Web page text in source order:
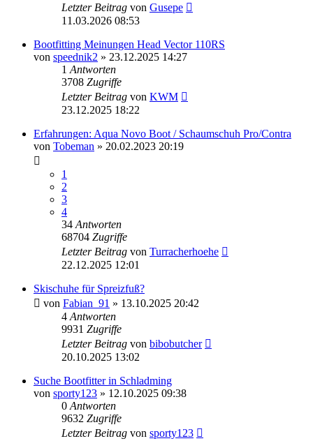
Letzter Beitrag von Gusepe
11.03.2026 08:53
Bootfitting Meinungen Head Vector 110RS
von speednik2 » 23.12.2025 14:27
1 Antworten
3708 Zugriffe
Letzter Beitrag von KWM
23.12.2025 18:22
Erfahrungen: Aqua Novo Boot / Schaumschuh Pro/Contra
von Tobeman » 20.02.2023 20:19
1
2
3
4
34 Antworten
68704 Zugriffe
Letzter Beitrag von Turracherhoehe
22.12.2025 12:01
Skischuhe für Spreizfuß?
von Fabian_91 » 13.10.2025 20:42
4 Antworten
9931 Zugriffe
Letzter Beitrag von bibobutcher
20.10.2025 13:02
Suche Bootfitter in Schladming
von sporty123 » 12.10.2025 09:38
0 Antworten
9632 Zugriffe
Letzter Beitrag von sporty123